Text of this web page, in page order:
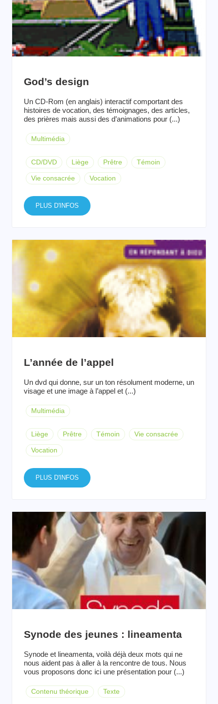
God’s design
Un CD-Rom (en anglais) interactif comportant des
histoires de vocation, des témoignages, des articles,
des prières mais aussi des d’animations pour (...)
Multimédia
CD/DVD Liège Prêtre Témoin
Vie consacrée Vocation
PLUS D'INFOS
L’année de l’appel
Un dvd qui donne, sur un ton résolument moderne, un
visage et une image à l’appel et (...)
Multimédia
Liège Prêtre Témoin Vie consacrée
Vocation
PLUS D'INFOS
Synode des jeunes : lineamenta
Synode et lineamenta, voilà déjà deux mots qui ne
nous aident pas à aller à la rencontre de tous. Nous
vous proposons donc ici une présentation pour (...)
Contenu théorique Texte